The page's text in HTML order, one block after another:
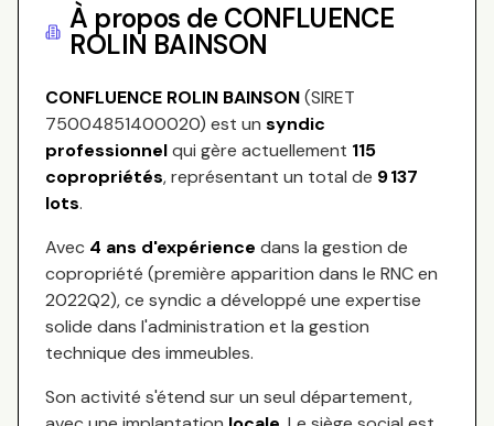
À propos de CONFLUENCE
ROLIN BAINSON
CONFLUENCE ROLIN BAINSON(SIRET
75004851400020) est un syndic
professionnelqui gère actuellement 115
copropriétés, représentant un total de 9 137
lots.
Avec 4 ans d'expérience dans la gestion de
copropriété (première apparition dans le RNC en
2022Q2), ce syndic a développé une expertise
solide dans l'administration et la gestion
technique des immeubles.
Son activité s'étend surun seul département,